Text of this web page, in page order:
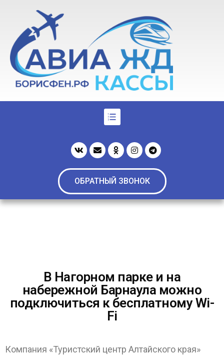
ОБРАТНЫЙ ЗВОНОК
В Нагорном парке и на
набережной Барнаула можно
подключиться к бесплатному Wi-
Fi
Компания «Туристский центр Алтайского края»